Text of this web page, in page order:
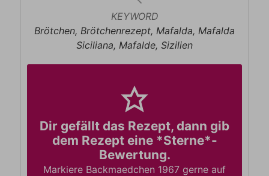
KEYWORD
Brötchen, Brötchenrezept, Mafalda, Mafalda
Siciliana, Mafalde, Sizilien
Dir gefällt das Rezept, dann gib
dem Rezept eine *Sterne*-
Bewertung.
Markiere Backmaedchen 1967 gerne auf